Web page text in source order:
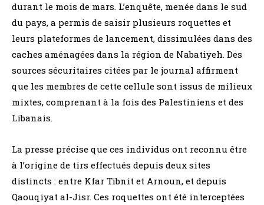
durant le mois de mars. L’enquête, menée dans le sud
du pays, a permis de saisir plusieurs roquettes et
leurs plateformes de lancement, dissimulées dans des
caches aménagées dans la région de Nabatiyeh. Des
sources sécuritaires citées par le journal affirment
que les membres de cette cellule sont issus de milieux
mixtes, comprenant à la fois des Palestiniens et des
Libanais.
La presse précise que ces individus ont reconnu être
à l’origine de tirs effectués depuis deux sites
distincts : entre Kfar Tibnit et Arnoun, et depuis
Qaouqiyat al-Jisr. Ces roquettes ont été interceptées